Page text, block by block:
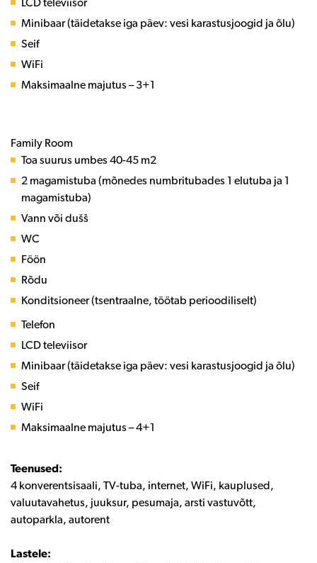
Minibaar (täidetakse iga päev: vesi karastusjoogid ja õlu)
Seif
WiFi
Maksimaalne majutus – 3+1
Family Room
Toa suurus umbes 40-45 m2
2 magamistuba (mõnedes numbritubades 1 elutuba ja 1
magamistuba)
Vann või dušš
WC
Föön
Rõdu
Konditsioneer (tsentraalne, töötab perioodiliselt)
Telefon
LCD televiisor
Minibaar (täidetakse iga päev: vesi karastusjoogid ja õlu)
Seif
WiFi
Maksimaalne majutus – 4+1
Teenused:
4 konverentsisaali, TV-tuba, internet, WiFi, kauplused,
valuutavahetus, juuksur, pesumaja, arsti vastuvõtt,
autoparkla, autorent
Lastele: